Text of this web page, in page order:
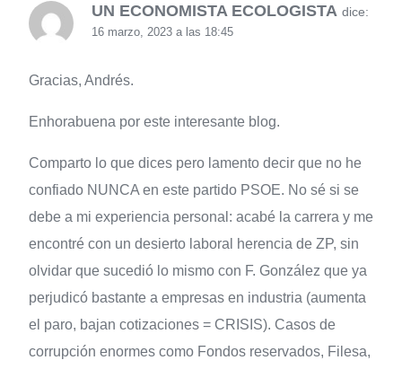
UN ECONOMISTA ECOLOGISTA dice:
16 marzo, 2023 a las 18:45
Gracias, Andrés.
Enhorabuena por este interesante blog.
Comparto lo que dices pero lamento decir que no he
confiado NUNCA en este partido PSOE. No sé si se
debe a mi experiencia personal: acabé la carrera y me
encontré con un desierto laboral herencia de ZP, sin
olvidar que sucedió lo mismo con F. González que ya
perjudicó bastante a empresas en industria (aumenta
el paro, bajan cotizaciones = CRISIS). Casos de
corrupción enormes como Fondos reservados, Filesa,